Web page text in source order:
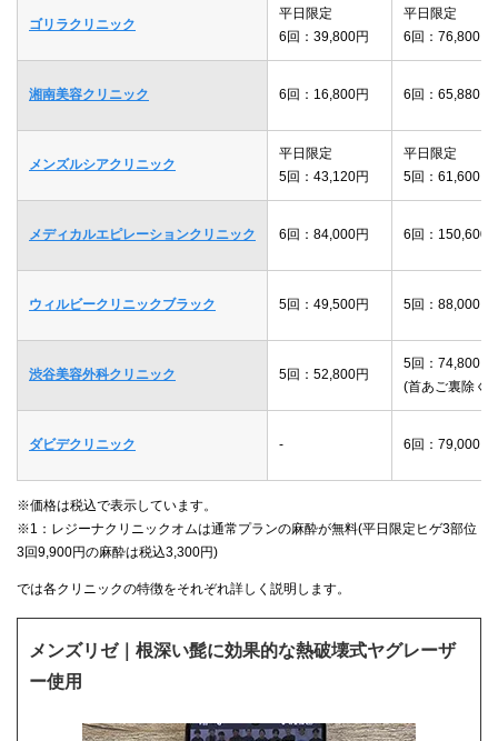
ゴリラクリニック
平日限定
6回：39,800円
平日限定
6回：76,800円
湘南美容クリニック 6回：16,800円 6回：65,880円
メンズルシアクリニック
平日限定
5回：43,120円
平日限定
5回：61,600円
メディカルエピレーションクリニック 6回：84,000円 6回：150,600
ウィルビークリニックブラック 5回：49,500円 5回：88,000円
渋谷美容外科クリニック 5回：52,800円
5回：74,800円
(首あご裏除く)
ダビデクリニック - 6回：79,000円
※価格は税込で表示しています。
※1：レジーナクリニックオムは通常プランの麻酔が無料(平日限定ヒゲ3部位
3回9,900円の麻酔は税込3,300円)
では各クリニックの特徴をそれぞれ詳しく説明します。
メンズリゼ｜根深い髭に効果的な熱破壊式ヤグレーザ
ー使用